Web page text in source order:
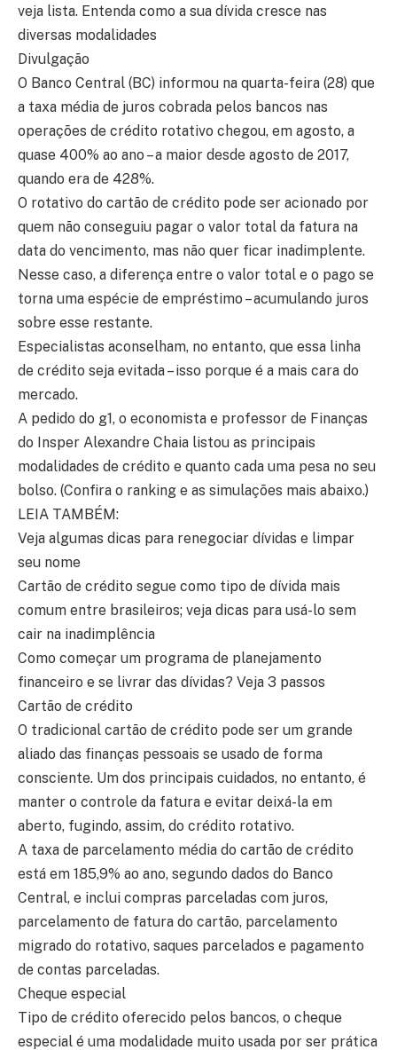
veja lista. Entenda como a sua dívida cresce nas
diversas modalidades
Divulgação
O Banco Central (BC) informou na quarta-feira (28) que
a taxa média de juros cobrada pelos bancos nas
operações de crédito rotativo chegou, em agosto, a
quase 400% ao ano – a maior desde agosto de 2017,
quando era de 428%.
O rotativo do cartão de crédito pode ser acionado por
quem não conseguiu pagar o valor total da fatura na
data do vencimento, mas não quer ficar inadimplente.
Nesse caso, a diferença entre o valor total e o pago se
torna uma espécie de empréstimo – acumulando juros
sobre esse restante.
Especialistas aconselham, no entanto, que essa linha
de crédito seja evitada – isso porque é a mais cara do
mercado.
A pedido do g1, o economista e professor de Finanças
do Insper Alexandre Chaia listou as principais
modalidades de crédito e quanto cada uma pesa no seu
bolso. (Confira o ranking e as simulações mais abaixo.)
LEIA TAMBÉM:
Veja algumas dicas para renegociar dívidas e limpar
seu nome
Cartão de crédito segue como tipo de dívida mais
comum entre brasileiros; veja dicas para usá-lo sem
cair na inadimplência
Como começar um programa de planejamento
financeiro e se livrar das dívidas? Veja 3 passos
Cartão de crédito
O tradicional cartão de crédito pode ser um grande
aliado das finanças pessoais se usado de forma
consciente. Um dos principais cuidados, no entanto, é
manter o controle da fatura e evitar deixá-la em
aberto, fugindo, assim, do crédito rotativo.
A taxa de parcelamento média do cartão de crédito
está em 185,9% ao ano, segundo dados do Banco
Central, e inclui compras parceladas com juros,
parcelamento de fatura do cartão, parcelamento
migrado do rotativo, saques parcelados e pagamento
de contas parceladas.
Cheque especial
Tipo de crédito oferecido pelos bancos, o cheque
especial é uma modalidade muito usada por ser prática